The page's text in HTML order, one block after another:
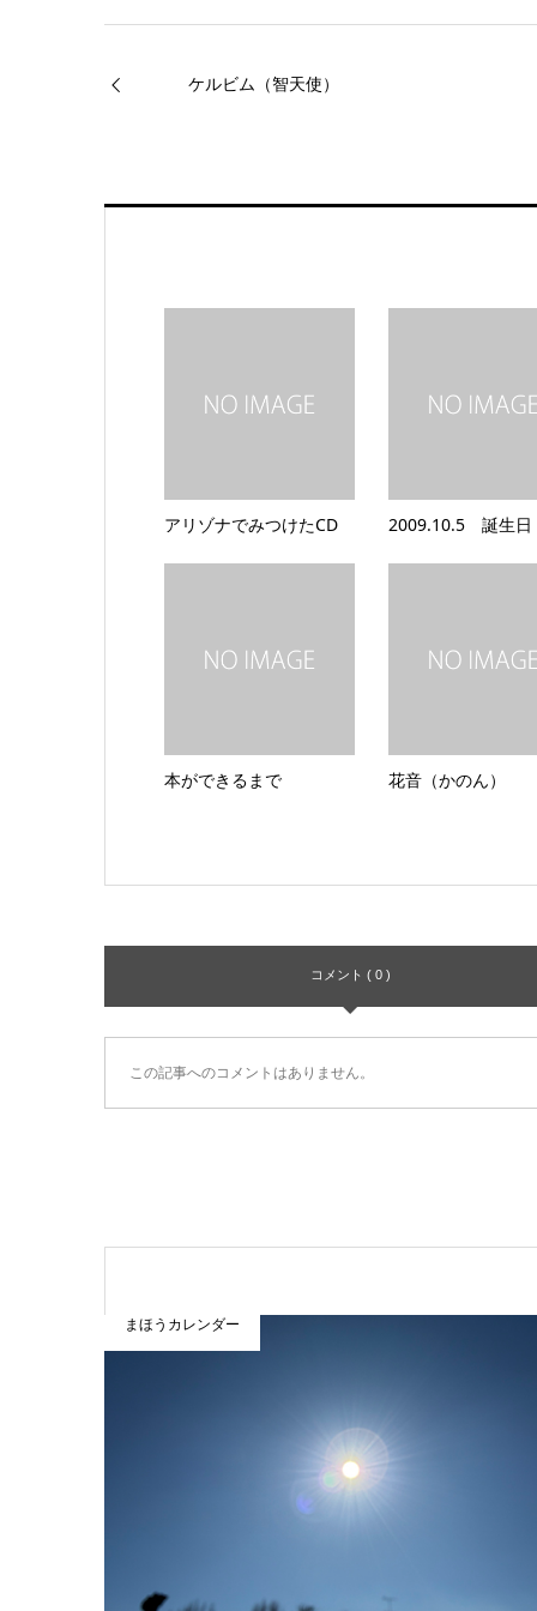
ケルビム（智天使）
アリゾナでみつけたCD 2009.10.5 誕生日
本ができるまで 花音（かのん）
コメント ( 0 )
この記事へのコメントはありません。
まほうカレンダー